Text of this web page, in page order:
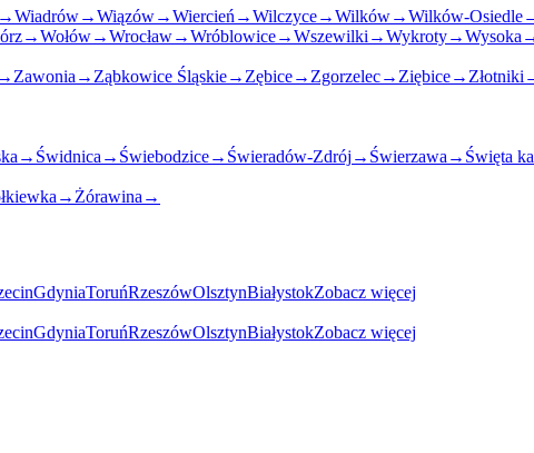
→Wiadrów→Wiązów→Wiercień →Wilczyce→Wilków→Wilków-Osiedle
→Wołów→Wrocław→Wróblowice→Wszewilki →Wykroty→Wysoka
→ Zawonia → Ząbkowice Śląskie→ Zębice→ Zgorzelec→ Ziębice→ Złotniki
→ Świdnica → Świebodzice→ Świeradów-Zdrój → Świerzawa → Święta
→ Żórawina →
GdyniaToruńRzeszówOlsztynBiałystokZobacz więcej
GdyniaToruńRzeszówOlsztynBiałystokZobacz więcej